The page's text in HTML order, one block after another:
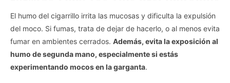
El humo del cigarrillo irrita las mucosas y dificulta la expulsión
del moco. Si fumas, trata de dejar de hacerlo, o al menos evita
fumar en ambientes cerrados. Además, evita la exposición al
humo de segunda mano, especialmente si estás
experimentando mocos en la garganta.